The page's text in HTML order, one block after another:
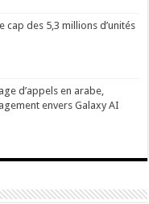
des 5,3 millions d’unités
d’appels en arabe,
envers Galaxy AI